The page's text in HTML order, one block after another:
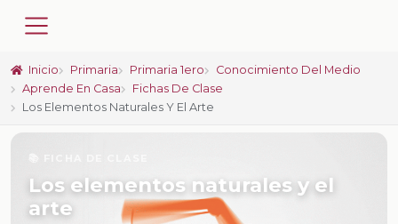
Inicio Primaria Primaria 1ero
Conocimiento Del Medio
Aprende En Casa
Fichas De Clase
Los Elementos Naturales Y El Arte
Los elementos naturales y el
arte